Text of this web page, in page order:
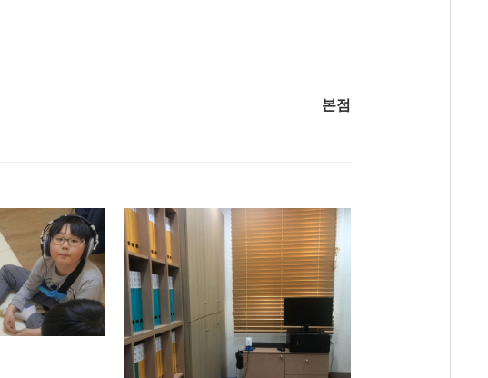
본점